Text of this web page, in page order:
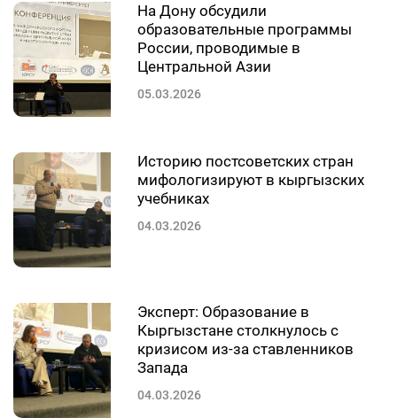
На Дону обсудили
образовательные программы
России, проводимые в
Центральной Азии
05.03.2026
Историю постсоветских стран
мифологизируют в кыргызских
учебниках
04.03.2026
Эксперт: Образование в
Кыргызстане столкнулось с
кризисом из-за ставленников
Запада
04.03.2026